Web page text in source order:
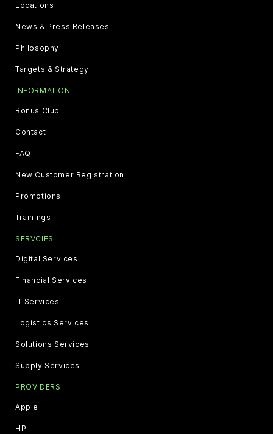
Locations
News & Press Releases
Philosophy
Targets & Strategy
INFORMATION
Bonus Club
Contact
FAQ
New Customer Registration
Promotions
Trainings
SERVCIES
Digital Services
Financial Services
IT Services
Logistics Services
Solutions Services
Supply Services
PROVIDERS
Apple
HP